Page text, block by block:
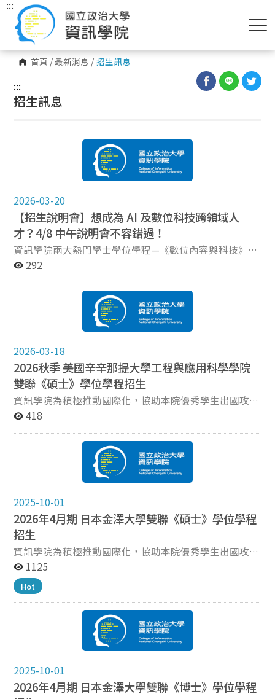
首頁 /最新消息 / 招生訊息
:::
:::
招生訊息
2026-03-20
【招生說明會】想成為 AI 及數位科技跨領域人
才？4/8 中午說明會不容錯過！
資訊學院兩大熱門學士學位學程—《數位內容與科技》與
《人工智慧應用》學程，將在4/8舉辦聯合招生說明會，
有免費午餐等你來拿！透過雙主修，成為跨域複合型人
用學程』 → 從 AI 基礎到實際應用，結合你的本科專業 讓
AI 成為你職涯最強的加速器！
292
2026-03-18
2026秋季 美國辛辛那提大學工程與應用科學學院
雙聯《碩士》學位學程招生
資訊學院為積極推動國際化，協助本院優秀學生出國攻讀
雙聯碩士學位，特與美國辛辛那提大學工程與應用科學學
UNIVERSITY OF CINCINNATI）簽訂國際雙聯學位合作計
大學部成績單：畢業總平均成績至少GPA3.0、或QPA 75
明：雅思（IELTS）6.5、培生（PTE）59，或托福
（TOEFL IBT）85 兩封推薦信（其中一封須由「論文指導
老師」撰寫） SOP（含以下Program選擇2~3項，並註明
志願排序） 學生須於申請時決定擬就讀之Program
(Master of Engineering, MEng)，UC提供的MEng選項如
下（https://www.ceas.uc.edu/academics/degrees-
programs/graduate.html）： 資訊與電子類：人工智慧
(AI)、電腦工程、電腦科學與軟體工程、電機工程。 機械
與自動化類：航空航天工程、機器人與智慧自主系統、機
程、化學工程、材料科學與工程。 生醫與能源類：生物醫
（星期二）17：00前，將應繳交文件電子檔e-mail
至 coi@nccu.edu.tw（標題：辛辛那提雙聯學位_（學號
418
2025-10-01
2026年4月期 日本金澤大學雙聯《碩士》學位學程
招生
資訊學院為積極推動國際化，協助本院優秀學生出國攻讀
資訊科學雙聯碩士學位，提供學生更寬廣的學習視野和文
化體驗，特與日本金澤大學（KANAZAWA UNIVERSITY）
簽訂國際雙聯學位合作計畫。 招收對象 本院已完成註冊
之碩士班學生，申請細則依金澤大學雙聯學程
【GUIDELINES FOR APPLICANTS (master)_April 2026】
日起至2025年11月10日上班時間（上午9:00~下午
樓4樓140407）。 繳交文件 NCCU申請表。
【GUIDELINES FOR APPLICANTS (master)_April 2026】
1125
Hot
2025-10-01
2026年4月期 日本金澤大學雙聯《博士》學位學程